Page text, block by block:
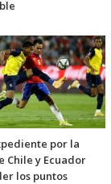
por la
Chile y Ecuador
los puntos